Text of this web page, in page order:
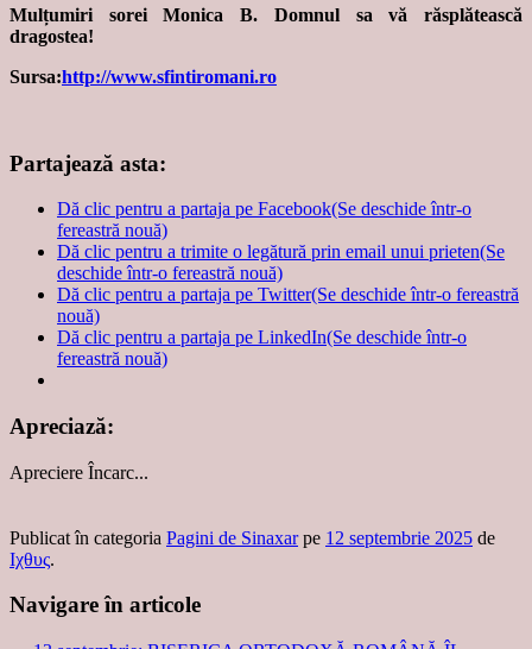
Mulțumiri sorei Monica B. Domnul sa vă răsplătească
dragostea!
Sursa:http://www.sfintiromani.ro
Partajează asta:
Dă clic pentru a partaja pe Facebook(Se deschide într-o
fereastră nouă)
Dă clic pentru a trimite o legătură prin email unui prieten(Se
deschide într-o fereastră nouă)
Dă clic pentru a partaja pe Twitter(Se deschide într-o fereastră
nouă)
Dă clic pentru a partaja pe LinkedIn(Se deschide într-o
fereastră nouă)
Apreciază:
Apreciere Încarc...
Publicat în categoria Pagini de Sinaxarpe 12 septembrie 2025 de
Ιχθυς.
Navigare în articole